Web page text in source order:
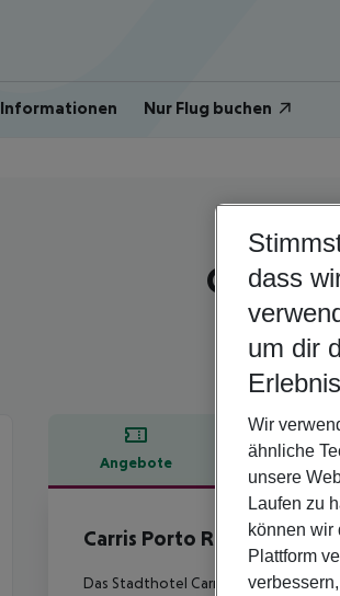
Informationen Nur Flug buchen
Portugal |
Carris
Angebote
Carris Porto Ribeira
4
Das Stadthotel Carris Porto Ribeira
dass
um dir
Wir
ähnliche
unsere
Laufen zu
können wir
Plattform